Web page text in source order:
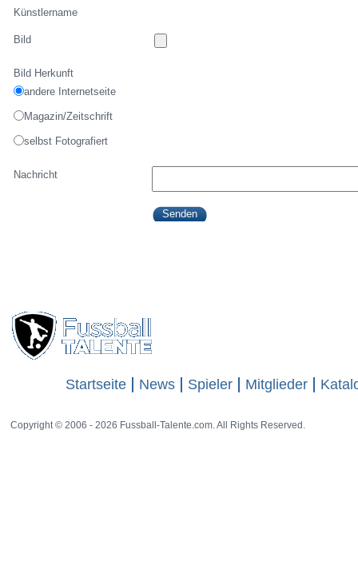
Künstlername
Bild
Bild Herkunft
andere Internetseite
Magazin/Zeitschrift
selbst Fotografiert
Nachricht
Startseite News Spieler Mitglieder
Copyright © 2006 - 2026 Fussball-Talente.com. All Rights Reserved.